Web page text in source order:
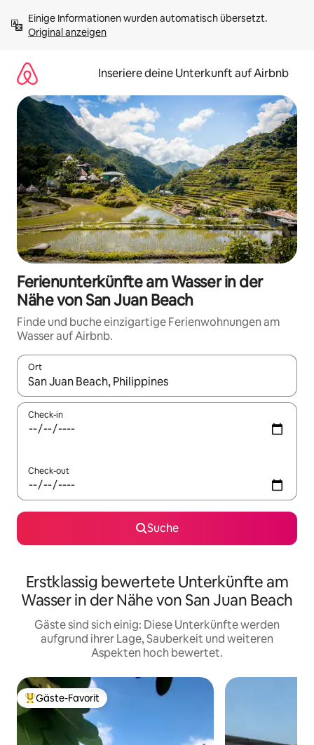
Inhalten
springenOriginal anzeigen
Inseriere deine Unterkunft auf Airbnb
Ferienunterkünfte am Wasser in der
Nähe von San Juan Beach
Finde und buche einzigartige Ferienwohnungen am
Wasser auf Airbnb.
Ort
Wenn Ergebnisse verfügbar sind, navigiere mit den
Check-in
Check-out
Suche
Erstklassig bewertete Unterkünfte am
Wasser in der Nähe von San Juan Beach
Gäste sind sich einig: Diese Unterkünfte werden
aufgrund ihrer Lage, Sauberkeit und weiteren
Aspekten hoch bewertet.
Beliebter Gäste-Favorit.
Gäste-Favorit